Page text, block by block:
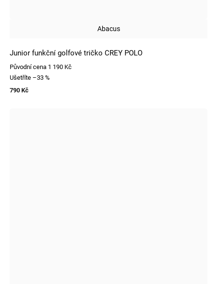
Abacus
Junior funkční golfové tričko CREY POLO
Původní cena 1 190 Kč
Ušetříte –33 %
790 Kč